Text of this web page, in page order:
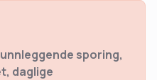
sporing,
daglige